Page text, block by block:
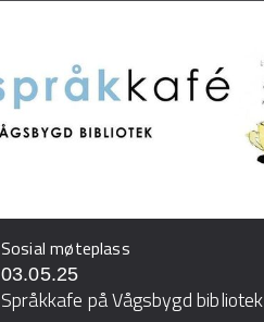
Sosial møteplass
03.05.25
Språkkafe på Vågsbygd bibliotek